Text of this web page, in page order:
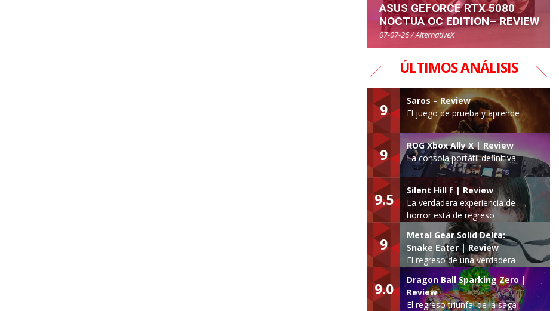
ASUS GEFORCE RTX 5080
NOCTUA OC EDITION– REVIEW
07-07-26 / AlternativeX
ÚLTIMOS ANÁLISIS
9
Saros – Review
El juego de prueba y aprende
9
ROG Xbox Ally X | Review
La consola portátil definitiva
9.5
Silent Hill f | Review
La verdadera experiencia de
horror está de regreso
9
Metal Gear Solid Delta:
Snake Eater | Review
El regreso de una verdadera
leyenda
9.0
Dragon Ball Sparking Zero |
Review
El regreso triunfal de la saga